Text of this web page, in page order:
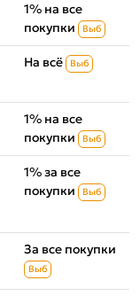
1% на все
покупки
Выб
На всё Выб
1% на все
покупки
Выб
1% за все
покупки
Выб
За все покупки
Выб